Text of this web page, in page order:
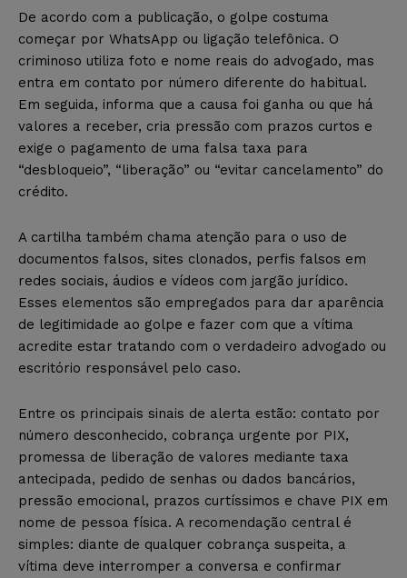
De acordo com a publicação, o golpe costuma
começar por WhatsApp ou ligação telefônica. O
criminoso utiliza foto e nome reais do advogado, mas
entra em contato por número diferente do habitual.
Em seguida, informa que a causa foi ganha ou que há
valores a receber, cria pressão com prazos curtos e
exige o pagamento de uma falsa taxa para
“desbloqueio”, “liberação” ou “evitar cancelamento” do
crédito.
A cartilha também chama atenção para o uso de
documentos falsos, sites clonados, perfis falsos em
redes sociais, áudios e vídeos com jargão jurídico.
Esses elementos são empregados para dar aparência
de legitimidade ao golpe e fazer com que a vítima
acredite estar tratando com o verdadeiro advogado ou
escritório responsável pelo caso.
Entre os principais sinais de alerta estão: contato por
número desconhecido, cobrança urgente por PIX,
promessa de liberação de valores mediante taxa
antecipada, pedido de senhas ou dados bancários,
pressão emocional, prazos curtíssimos e chave PIX em
nome de pessoa física. A recomendação central é
simples: diante de qualquer cobrança suspeita, a
vítima deve interromper a conversa e confirmar